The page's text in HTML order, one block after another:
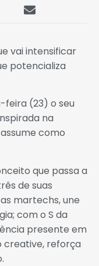
vai intensificar
potencializa
feira (23) o seu
na
como
que passa a
de suas
martechs, une
com o S da
presente em
creative, reforça